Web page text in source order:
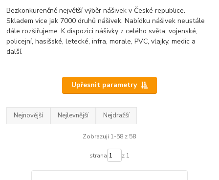
Bezkonkurenčně největší výběr nášivek v České republice.
Skladem více jak 7000 druhů nášivek. Nabídku nášivek neustále
dále rozšiřujeme. K dispozici nášivky z celého světa, vojenské,
policejní, hasišské, letecké, infra, morale, PVC, vlajky, medic a
další.
Upřesnit parametry
Nejnovější Nejlevnější Nejdražší
Zobrazuji 1-58 z 58
strana z 1